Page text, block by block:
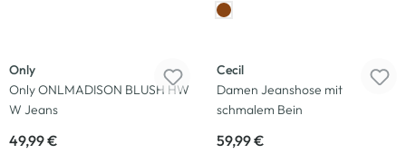
Only
Only ONLMADISON BLUSH HW
W Jeans
49,99 €
Cecil
Damen Jeanshose mit
schmalem Bein
59,99 €